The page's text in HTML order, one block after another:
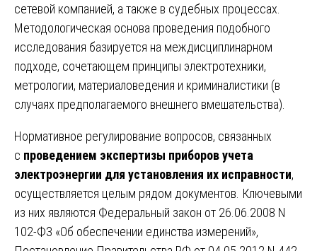
сетевой компанией, а также в судебных процессах.
Методологическая основа проведения подобного
исследования базируется на междисциплинарном
подходе, сочетающем принципы электротехники,
метрологии, материаловедения и криминалистики (в
случаях предполагаемого внешнего вмешательства).
Нормативное регулирование вопросов, связанных
с проведением экспертизы приборов учета
электроэнергии для установления их исправности,
осуществляется целым рядом документов. Ключевыми
из них являются Федеральный закон от 26.06.2008 N
102-ФЗ «Об обеспечении единства измерений»,